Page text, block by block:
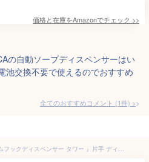
価格と在庫をAmazonでチェック >>
の自動ソープディスペンサーはい
池交換不要で使えるのでおすすめ
全てのおすすめコメント (1件) >
tower『 片手で出せるフィルムフックディスペンサー タワー 』片手 ディスペンサー 詰め替えボトル 詰め替え容器 詰替え 洗剤 食器用洗剤 化粧水 アルコール キッチン 洗面所 壁面収納 ホワイト ブラック 5590 5591 シンプル おしゃれ 山崎実業 YAMAZAKI タワーシリーズ